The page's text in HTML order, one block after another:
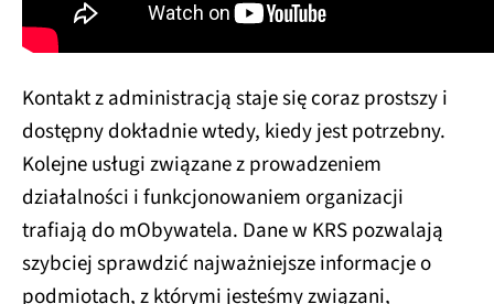
Kontakt z administracją staje się coraz prostszy i
dostępny dokładnie wtedy, kiedy jest potrzebny.
Kolejne usługi związane z prowadzeniem
działalności i funkcjonowaniem organizacji
trafiają do mObywatela. Dane w KRS pozwalają
szybciej sprawdzić najważniejsze informacje o
podmiotach, z którymi jesteśmy związani,